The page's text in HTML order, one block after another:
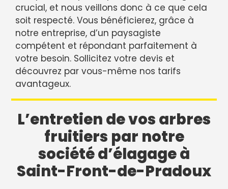
crucial, et nous veillons donc à ce que cela
soit respecté. Vous bénéficierez, grâce à
notre entreprise, d’un paysagiste
compétent et répondant parfaitement à
votre besoin. Sollicitez votre devis et
découvrez par vous-même nos tarifs
avantageux.
L’entretien de vos arbres
fruitiers par notre
société d’élagage à
Saint-Front-de-Pradoux